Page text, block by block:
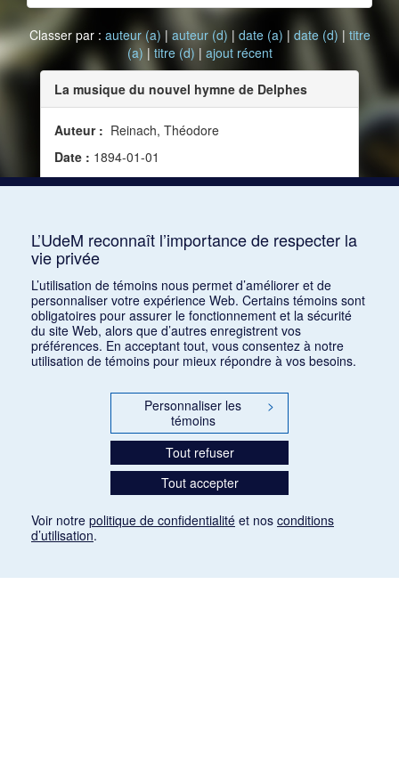
Classer par : auteur (a) | auteur (d) | date (a) | date (d) | titre
(a) | titre (d) | ajout récent
La musique du nouvel hymne de Delphes
Auteur : Reinach, Théodore
Date : 1894-01-01
Source :Bulletin de correspondance hellénique,
L’UdeM reconnaît l’importance de respecter la
vie privée
L’utilisation de témoins nous permet d’améliorer et de
personnaliser votre expérience Web. Certains témoins sont
obligatoires pour assurer le fonctionnement et la sécurité
du site Web, alors que d’autres enregistrent vos
préférences. En acceptant tout, vous consentez à notre
utilisation de témoins pour mieux répondre à vos besoins.
Personnaliser les
témoins
>
Tout refuser
Tout accepter
Voir notre politique de confidentialité et nos conditions
d’utilisation.